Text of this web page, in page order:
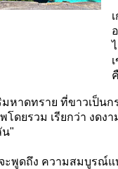
มหาดทราย ที่ขาวเป็น
โดยรวม เรียกว่า งดง
น"
ะพูดถึง ความสมบูรณ์แ